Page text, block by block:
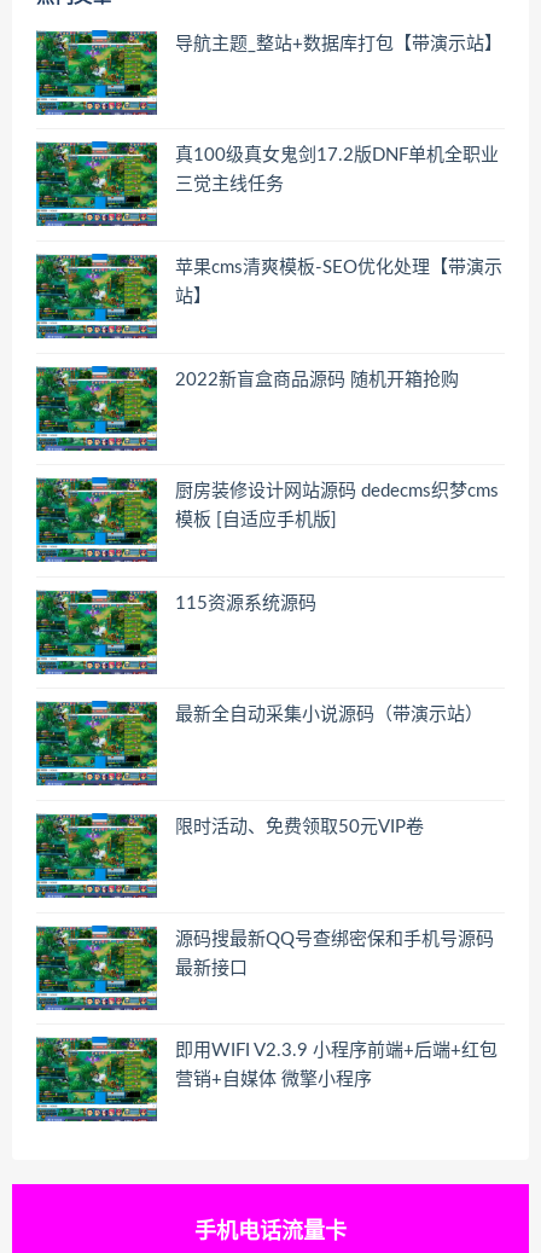
导航主题_整站+数据库打包【带演示站】
真100级真女鬼剑17.2版DNF单机全职业
三觉主线任务
苹果cms清爽模板-SEO优化处理【带演示
站】
2022新盲盒商品源码 随机开箱抢购
厨房装修设计网站源码 dedecms织梦cms
模板 [自适应手机版]
115资源系统源码
最新全自动采集小说源码（带演示站）
限时活动、免费领取50元VIP卷
源码搜最新QQ号查绑密保和手机号源码
最新接口
即用WIFI V2.3.9 小程序前端+后端+红包
营销+自媒体 微擎小程序
手机电话流量卡